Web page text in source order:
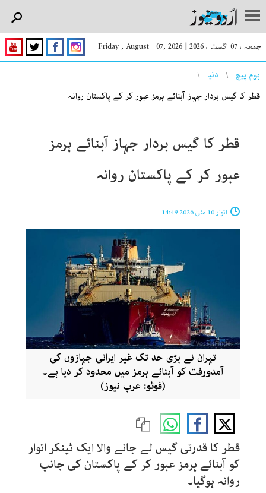
جمعہ ، 07 اگست ، 2026 |
Friday , August 07, 2026
You are here
ہوم پیچ
دنیا
قطر کا گیس بردار جہاز آبنائے ہرمز عبور کر کے پاکستان روانہ
قطر کا گیس بردار جہاز آبنائے ہرمز
عبور کر کے پاکستان روانہ
اتوار 10 مئی 2026 14:49
تہران نے بڑی حد تک غیر ایرانی جہازوں کی
آمدورفت کو آبنائے ہرمز میں محدود کر دیا ہے۔
(فوٹو: عرب نیوز)
قطر کا قدرتی گیس لے جانے والا ایک ٹینکر اتوار
کو آبنائے ہرمز عبور کر کے پاکستان کی جانب
روانہ ہوگیا۔